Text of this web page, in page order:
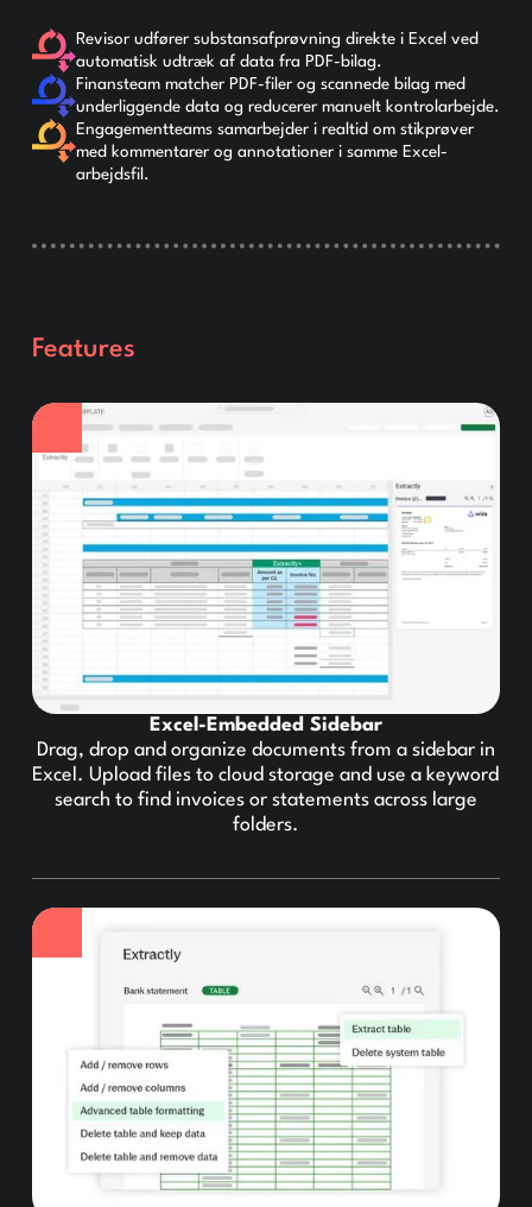
Revisor udfører substansafprøvning direkte i Excel ved
automatisk udtræk af data fra PDF-bilag.
Finansteam matcher PDF-filer og scannede bilag med
underliggende data og reducerer manuelt kontrolarbejde.
Engagementteams samarbejder i realtid om stikprøver
med kommentarer og annotationer i samme Excel-
arbejdsfil.
Features
Excel-Embedded Sidebar
Drag, drop and organize documents from a sidebar in
Excel. Upload files to cloud storage and use a keyword
search to find invoices or statements across large
folders.